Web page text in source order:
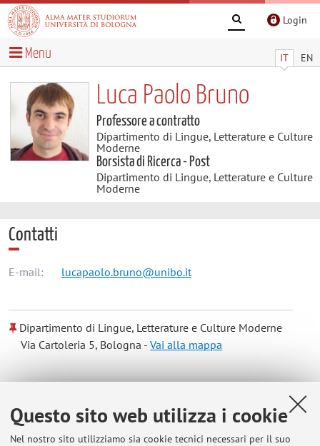
Questo sito web utilizza i cookie
Nel nostro sito utilizziamo sia cookie tecnici necessari per il suo
Login
IT EN
Menu
Luca Paolo Bruno
Professore a contratto
Dipartimento di Lingue, Letterature e Culture
Moderne
Borsista di Ricerca - Post
Dipartimento di Lingue, Letterature e Culture
Moderne
Contatti
E-mail: lucapaolo.bruno@unibo.it
Dipartimento di Lingue, Letterature e Culture Moderne
Via Cartoleria 5, Bologna -Vai alla mappa
ORCID